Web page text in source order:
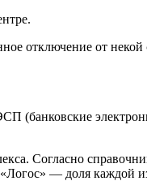
отключение от
(банковские
Согласно
— доля каждой из